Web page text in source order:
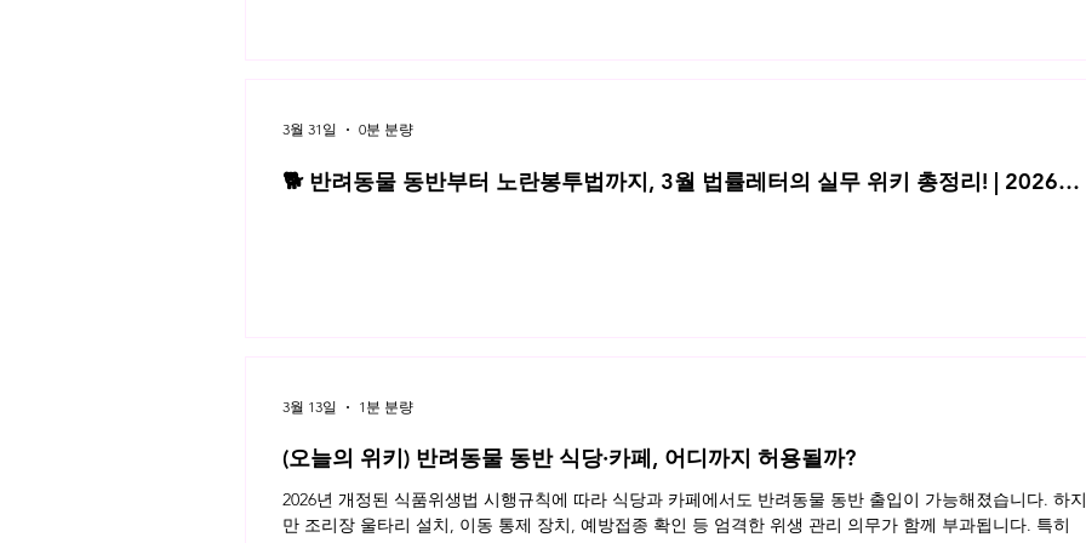
🐕 반려동물 동반부터 노란봉투법까지, 3월 법률레터의 실무 위키 총정리! | 2026년
3월 31일 0분 분량
(오늘의 위키) 반려동물 동반 식당·카페, 어디까지 허용될까?
2026년 개정된 식품위생법 시행규칙에 따라 식당과 카페에서도 반려동물 동반 출입이 가능해졌습니다. 하지
만 조리장 울타리 설치, 이동 통제 장치, 예방접종 확인 등 엄격한 위생 관리 의무가 함께 부과됩니다. 특히
3월 13일 1분 분량